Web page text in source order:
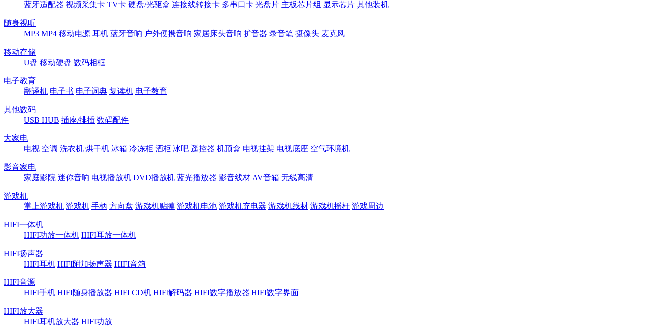
蓝牙适配器 视频采集卡 TV卡 硬盘/光驱盒 连接线转接卡 多串口卡 光盘片 主板芯片组 显示芯片 其他装机
随身视听
MP3 MP4 移动电源 耳机 蓝牙音响 户外便携音响 家居床头音响 扩音器 录音笔 摄像头 麦克风
移动存储
U盘 移动硬盘 数码相框
电子教育
翻译机 电子书 电子词典 复读机 电子教育
其他数码
USB HUB 插座/排插 数码配件
大家电
电视 空调 洗衣机 烘干机 冰箱 冷冻柜 酒柜 冰吧 遥控器 机顶盒 电视挂架 电视底座 空气环境机
影音家电
家庭影院 迷你音响 电视播放机 DVD播放机 蓝光播放器 影音线材 AV音箱 无线高清
游戏机
掌上游戏机 游戏机 手柄 方向盘 游戏机贴膜 游戏机电池 游戏机充电器 游戏机线材 游戏机摇杆 游戏周边
HIFI一体机
HIFI功放一体机 HIFI耳放一体机
HIFI扬声器
HIFI耳机 HIFI附加扬声器 HIFI音箱
HIFI音源
HIFI手机 HIFI随身播放器 HIFI CD机 HIFI解码器 HIFI数字播放器 HIFI数字界面
HIFI放大器
HIFI耳机放大器 HIFI功放